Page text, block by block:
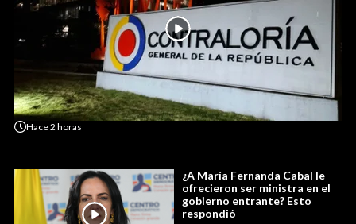
Hace2 horas
¿A María Fernanda Cabal le
ofrecieron ser ministra en el
gobierno entrante? Esto
respondió